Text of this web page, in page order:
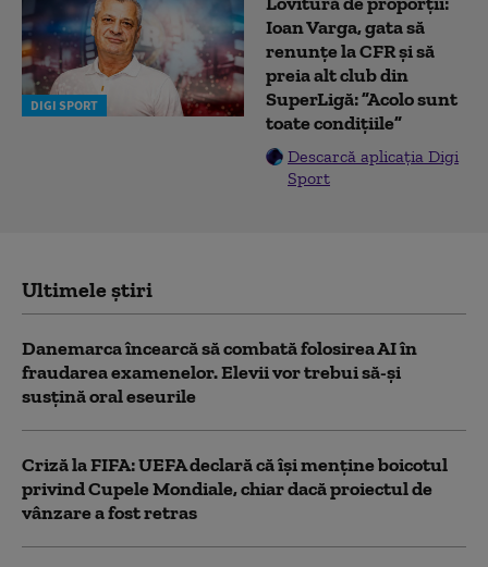
DIGI SPORT
Ioan Varga, gata să
renunțe la CFR și să
preia alt club din
SuperLigă: ”Acolo sunt
toate condițiile”
Descarcă aplicația Digi
Sport
Ultimele știri
Danemarca încearcă să combată folosirea AI în
fraudarea examenelor. Elevii vor trebui să-şi
susţină oral eseurile
Criză la FIFA: UEFA declară că îşi menţine boicotul
privind Cupele Mondiale, chiar dacă proiectul de
vânzare a fost retras